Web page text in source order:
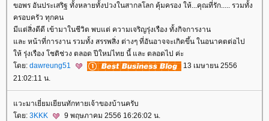
ขอพร อันประเสริฐ ทั้งหลายทั้งปวงในสากลโลก คุ้มครอง ให้...คุณที่รัก..... รวมทั้ง
ครอบครัว ทุกคน
มีแต่สิ่งดีดี เข้ามาในชีวิต พบแต่ ความเจริญรุ่งเรือง ทั้งกิจการงาน
ละ หน้าที่การงาน รวมทั้ง สรรพสิ่ง ต่างๆ ที่อันอาจจะเกิดขึ้น ในอนาคตต่อไป
ห้ รุ่งเรือง โชติช่วง ตลอด ปีใหม่ไทย นี้ และ ตลอดไป ค่ะ
ดย: dawreung51
13 เมษายน 2556
21:02:11 น.
วะมาเยี่ยมเยียนทักทายเจ้าของบ้านครับ
ดย: 3KKK 9 พฤษภาคม 2556 16:26:02 น.